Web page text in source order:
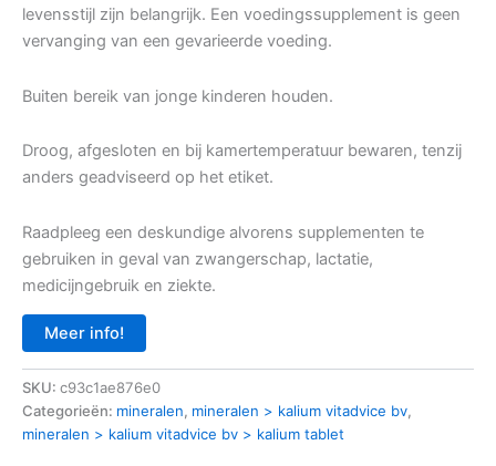
levensstijl zijn belangrijk. Een voedingssupplement is geen
vervanging van een gevarieerde voeding.
Buiten bereik van jonge kinderen houden.
Droog, afgesloten en bij kamertemperatuur bewaren, tenzij
anders geadviseerd op het etiket.
Raadpleeg een deskundige alvorens supplementen te
gebruiken in geval van zwangerschap, lactatie,
medicijngebruik en ziekte.
Meer info!
SKU: c93c1ae876e0
Categorieën: mineralen, mineralen > kalium vitadvice bv,
mineralen > kalium vitadvice bv > kalium tablet